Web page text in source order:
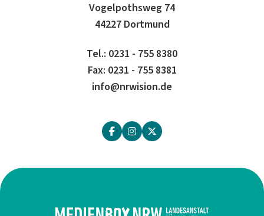
Vogelpothsweg 74
44227 Dortmund
Tel.: 0231 - 755 8380
Fax: 0231 - 755 8381
info@nrwision.de